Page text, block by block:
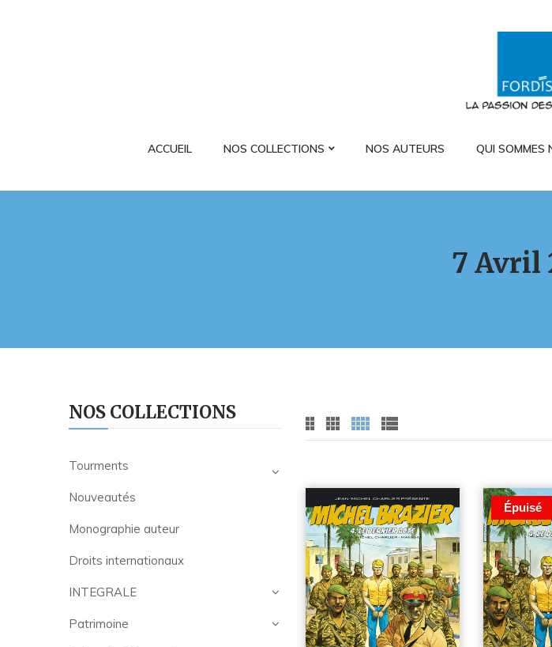
ACCUEIL NOS COLLECTIONS NOS AUTEURS QUI SOMMES
7 Avril
NOS COLLECTIONS
Tourments
Nouveautés
Monographie auteur
Droits internationaux
INTEGRALE
Patrimoine
Épuisé